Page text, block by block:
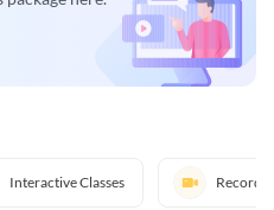
Interactive Classes